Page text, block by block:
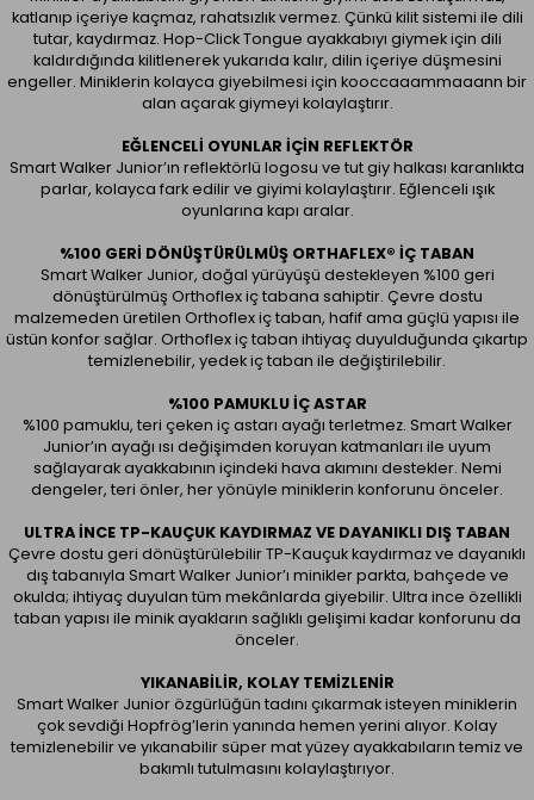
katlanıp içeriye kaçmaz, rahatsızlık vermez. Çünkü kilit sistemi ile dili
tutar, kaydırmaz. Hop-Click Tongue ayakkabıyı giymek için dili
kaldırdığında kilitlenerek yukarıda kalır, dilin içeriye düşmesini
engeller. Miniklerin kolayca giyebilmesi için kooccaaammaaann bir
alan açarak giymeyi kolaylaştırır.
EĞLENCELI OYUNLAR IÇIN REFLEKTÖR
Smart Walker Junior’ın reflektörlü logosu ve tut giy halkası karanlıkta
parlar, kolayca fark edilir ve giyimi kolaylaştırır. Eğlenceli ışık
oyunlarına kapı aralar.
%100 GERI DÖNÜŞTÜRÜLMÜŞ ORTHAFLEX® İÇ TABAN
Smart Walker Junior, doğal yürüyüşü destekleyen %100 geri
dönüştürülmüş Orthoflex iç tabana sahiptir. Çevre dostu
malzemeden üretilen Orthoflex iç taban, hafif ama güçlü yapısı ile
üstün konfor sağlar. Orthoflex iç taban ihtiyaç duyulduğunda çıkartıp
temizlenebilir, yedek iç taban ile değiştirilebilir.
%100 PAMUKLU İÇ ASTAR
%100 pamuklu, teri çeken iç astarı ayağı terletmez. Smart Walker
Junior’ın ayağı ısı değişimden koruyan katmanları ile uyum
sağlayarak ayakkabının içindeki hava akımını destekler. Nemi
dengeler, teri önler, her yönüyle miniklerin konforunu önceler.
ULTRA İNCE TP-KAUÇUK KAYDIRMAZ VE DAYANIKLI DIŞ TABAN
Çevre dostu geri dönüştürülebilir TP-Kauçuk kaydırmaz ve dayanıklı
dış tabanıyla Smart Walker Junior’ı minikler parkta, bahçede ve
okulda; ihtiyaç duyulan tüm mekânlarda giyebilir. Ultra ince özellikli
taban yapısı ile minik ayakların sağlıklı gelişimi kadar konforunu da
önceler.
YIKANABILIR, KOLAY TEMIZLENIR
Smart Walker Junior özgürlüğün tadını çıkarmak isteyen miniklerin
çok sevdiği Hopfrög’lerin yanında hemen yerini alıyor. Kolay
temizlenebilir ve yıkanabilir süper mat yüzey ayakkabıların temiz ve
bakımlı tutulmasını kolaylaştırıyor.